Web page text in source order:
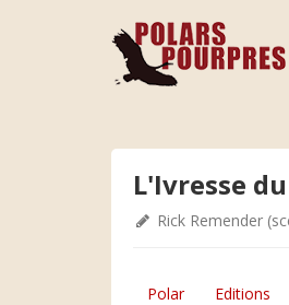
L'Ivresse
Rick Remender
Polar Editions